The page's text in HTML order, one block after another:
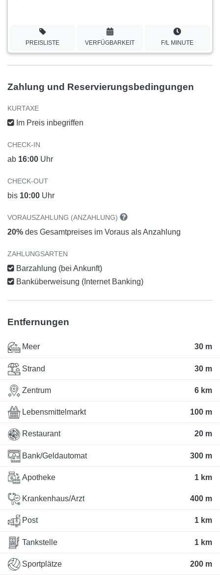
PREISLISTE VERFÜGBARKEIT F/L MINUTE
Zahlung und Reservierungsbedingungen
KURTAXE
Im Preis inbegriffen
CHECK-IN
ab 16:00 Uhr
CHECK-OUT
bis 10:00 Uhr
VORAUSZAHLUNG (ANZAHLUNG)
20% des Gesamtpreises im Voraus als Anzahlung
ZAHLUNGSARTEN
Barzahlung (bei Ankunft)
Banküberweisung (Internet Banking)
Entfernungen
Meer 30 m
Strand 30 m
Zentrum 6 km
Lebensmittelmarkt 100 m
Restaurant 20 m
Bank/Geldautomat 300 m
Apotheke 1 km
Krankenhaus/Arzt 400 m
Post 1 km
Tankstelle 1 km
Sportplätze 200 m